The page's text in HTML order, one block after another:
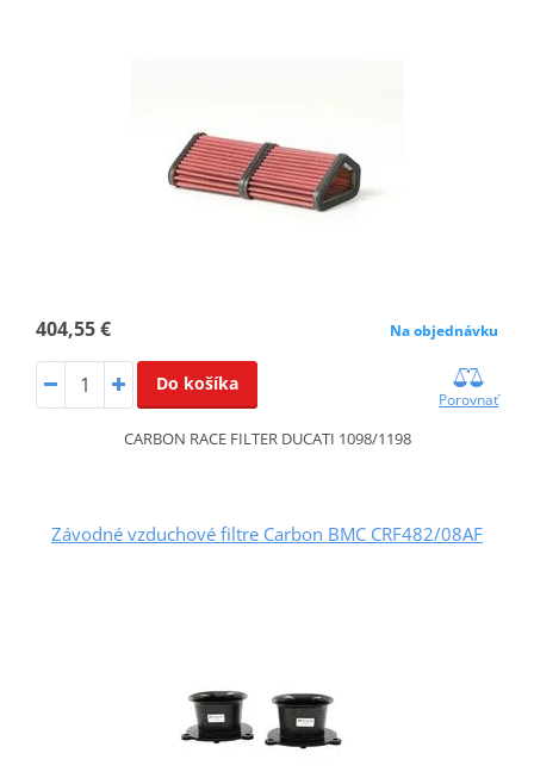
404,55 € Na objednávku
Do košíka
Porovnať
CARBON RACE FILTER DUCATI 1098/1198
Závodné vzduchové filtre Carbon BMC CRF482/08AF